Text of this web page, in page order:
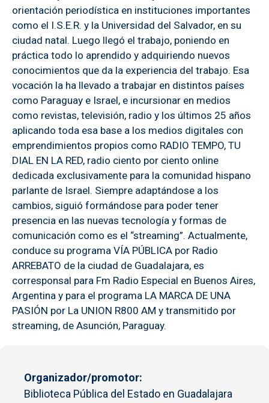
orientación periodística en instituciones importantes
como el I.S.E.R. y la Universidad del Salvador, en su
ciudad natal. Luego llegó el trabajo, poniendo en
práctica todo lo aprendido y adquiriendo nuevos
conocimientos que da la experiencia del trabajo. Esa
vocación la ha llevado a trabajar en distintos países
como Paraguay e Israel, e incursionar en medios
como revistas, televisión, radio y los últimos 25 años
aplicando toda esa base a los medios digitales con
emprendimientos propios como RADIO TEMPO, TU
DIAL EN LA RED, radio ciento por ciento online
dedicada exclusivamente para la comunidad hispano
parlante de Israel. Siempre adaptándose a los
cambios, siguió formándose para poder tener
presencia en las nuevas tecnología y formas de
comunicación como es el “streaming”. Actualmente,
conduce su programa VÍA PÚBLICA por Radio
ARREBATO de la ciudad de Guadalajara, es
corresponsal para Fm Radio Especial en Buenos Aires,
Argentina y para el programa LA MARCA DE UNA
PASIÓN por La UNION R800 AM y transmitido por
streaming, de Asunción, Paraguay.
Organizador/promotor
Biblioteca Pública del Estado en Guadalajara